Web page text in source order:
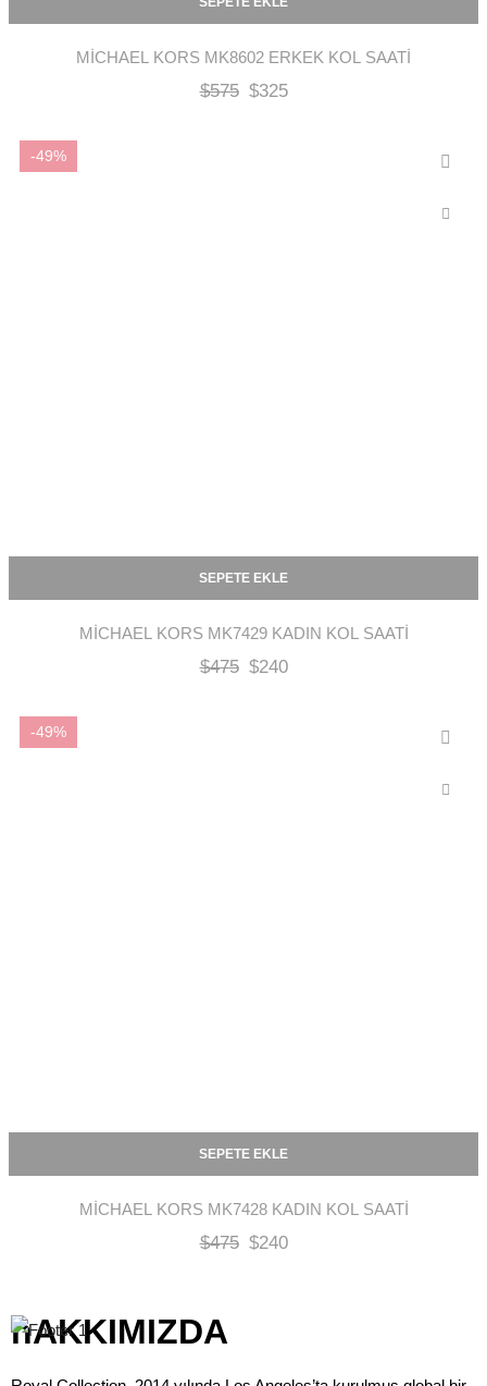
MICHAEL KORS MK8602 ERKEK KOL SAATI
$575 $325
-49%
SEPETE EKLE
MICHAEL KORS MK7429 KADIN KOL SAATI
$475 $240
-49%
SEPETE EKLE
MICHAEL KORS MK7428 KADIN KOL SAATI
$475 $240
hAKKIMIZDA